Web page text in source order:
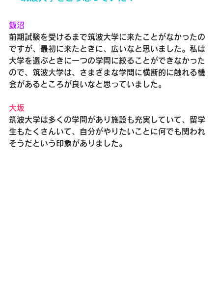
飯沼
前期試験を受けるまで筑波大学に来たことがなかったの
ですが、最初に来たときに、広いなと思いました。私は
大学を選ぶときに一つの学問に絞ることができなかった
ので、筑波大学は、さまざまな学問に横断的に触れる機
会があるところが良いなと思っていました。
大坂
筑波大学は多くの学問があり施設も充実していて、留学
生もたくさんいて、自分がやりたいことに何でも関われ
そうだという印象がありました。